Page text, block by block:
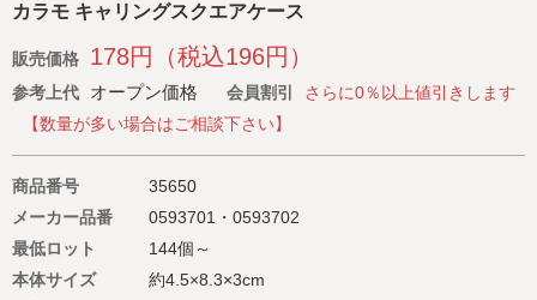
カラモ キャリングスクエアケース
販売価格 178円（税込196円）
参考上代 オープン価格 会員割引
さらに0％以上値引きします
【数量が多い場合はご相談下さい】
商品番号
35650
メーカー品番
0593701・0593702
最低ロット
144個～
本体サイズ
約4.5×8.3×3cm